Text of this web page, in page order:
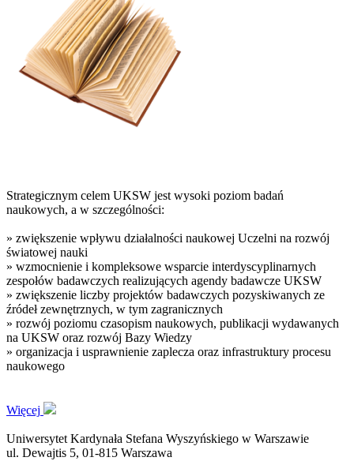
Strategicznym celem UKSW jest wysoki poziom badań
naukowych, a w szczególności:
» zwiększenie wpływu działalności naukowej Uczelni na rozwój
światowej nauki
» wzmocnienie i kompleksowe wsparcie interdyscyplinarnych
zespołów badawczych realizujących agendy badawcze UKSW
» zwiększenie liczby projektów badawczych pozyskiwanych ze
źródeł zewnętrznych, w tym zagranicznych
» rozwój poziomu czasopism naukowych, publikacji wydawanych
na UKSW oraz rozwój Bazy Wiedzy
» organizacja i usprawnienie zaplecza oraz infrastruktury procesu
naukowego
Więcej
Uniwersytet Kardynała Stefana Wyszyńskiego w Warszawie
ul. Dewajtis 5, 01-815 Warszawa